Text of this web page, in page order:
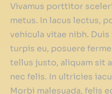
Vivamus porttitor
metus. In lacus lectus,
vehicula vitae nibh.
turpis eu, posuere
tellus justo, aliquam sit
nec felis. In ultricies
Morbi malesuada, felis